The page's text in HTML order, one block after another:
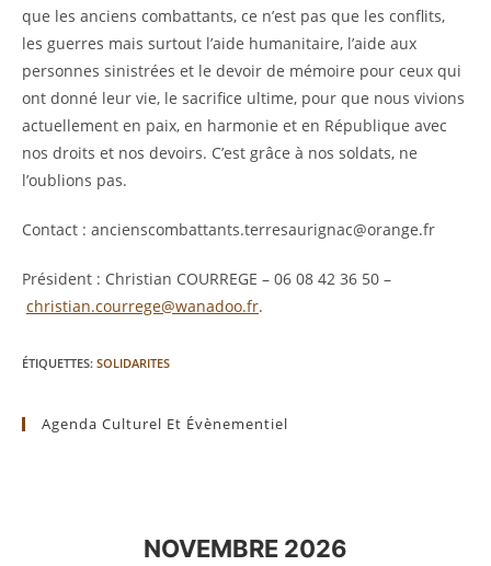
que les anciens combattants, ce n’est pas que les conflits,
les guerres mais surtout l’aide humanitaire, l’aide aux
personnes sinistrées et le devoir de mémoire pour ceux qui
ont donné leur vie, le sacrifice ultime, pour que nous vivions
actuellement en paix, en harmonie et en République avec
nos droits et nos devoirs. C’est grâce à nos soldats, ne
l’oublions pas.
Contact : ancienscombattants.terresaurignac@orange.fr
Président : Christian COURREGE – 06 08 42 36 50 –
christian.courrege@wanadoo.fr.
ÉTIQUETTES: SOLIDARITES
Agenda Culturel Et Évènementiel
NOVEMBRE 2026